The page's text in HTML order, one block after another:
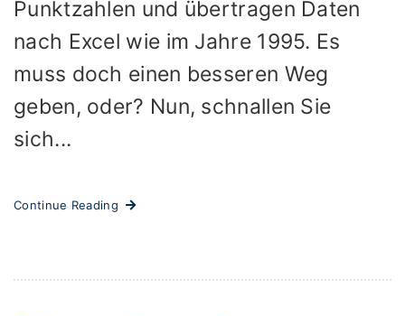
Punktzahlen und übertragen Daten
nach Excel wie im Jahre 1995. Es
muss doch einen besseren Weg
geben, oder? Nun, schnallen Sie
sich...
Continue Reading